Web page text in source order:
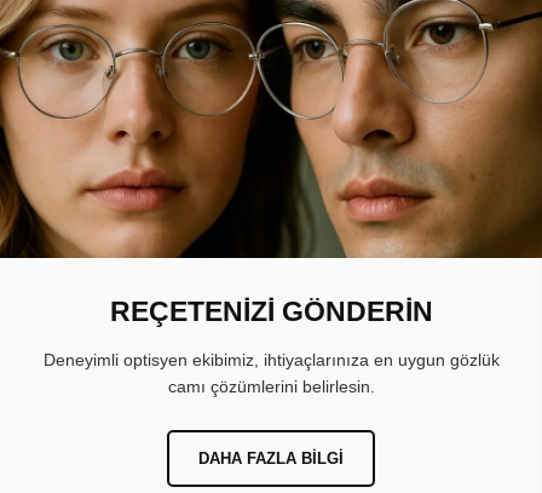
REÇETENİZİ GÖNDERİN
Deneyimli optisyen ekibimiz, ihtiyaçlarınıza en uygun gözlük
camı çözümlerini belirlesin.
DAHA FAZLA BILGI